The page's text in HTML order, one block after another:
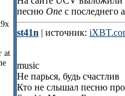
at
песню One с последнего
st41n | источник:
music
Не парься, будь счастлив
Кто не слышал песню